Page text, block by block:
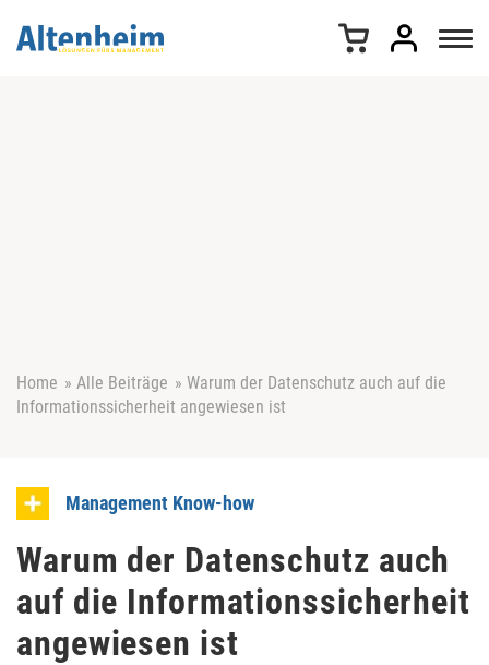
Home » Alle Beiträge » Warum der Datenschutz auch auf die
Informationssicherheit angewiesen ist
Management Know-how
Warum der Datenschutz auch
auf die Informationssicherheit
angewiesen ist